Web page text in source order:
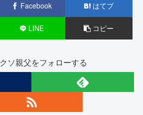
Facebook はてブ
LINE コピー
ソ親父をフォローする